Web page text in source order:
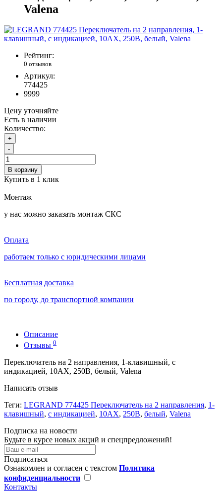
Valena
Рейтинг:
0 отзывов
Артикул:
774425
9999
Цену уточняйте
Есть в наличии
Количество:
+
-
В корзину
Купить в 1 клик
Монтаж
у нас можно заказать монтаж СКС
Оплата
работаем только с юридическими лицами
Бесплатная доставка
по городу, до транспортной компании
Описание
Отзывы 0
Переключатель на 2 направления, 1-клавишный, с
индикацией, 10АХ, 250В, белый, Valena
Написать отзыв
Теги: LEGRAND 774425 Переключатель на 2 направления, 1-
клавишный, с индикацией, 10АХ, 250В, белый, Valena
Подписка на новости
Будьте в курсе новых акций и спецпредложений!
Подписаться
Ознакомлен и согласен с текстом Политика
конфиденциальности
Контакты